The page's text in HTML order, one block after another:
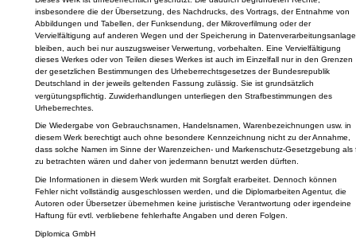
Dieses Werk ist urheberrechtlich geschützt. Die dadurch begründeten Rechte,
insbesondere die der Übersetzung, des Nachdrucks, des Vortrags, der Entnahme von
Abbildungen und Tabellen, der Funksendung, der Mikroverfilmung oder der
Vervielfältigung auf anderen Wegen und der Speicherung in
bleiben, auch bei nur auszugsweiser Verwertung, vorbehalten. Eine Vervielfältigung
dieses Werkes oder von Teilen dieses Werkes ist auch im Einzelfall nur in den Grenzen
der gesetzlichen Bestimmungen des Urheberrechtsgesetzes der Bundesrepublik
Deutschland in der jeweils geltenden Fassung zulässig. Sie ist grundsätzlich
vergütungspflichtig. Zuwiderhandlungen unterliegen den Strafbestimmungen des
Urheberrechtes.
Die Wiedergabe von Gebrauchsnamen, Handelsnamen, Warenbezeichnungen usw. in
diesem Werk berechtigt auch ohne besondere Kennzeichnung nicht zu der Annahme,
dass solche Namen im Sinne der Warenzeichen- und Markenschutz-Gesetzgebung als
zu betrachten wären und daher von jedermann benutzt werden dürften.
Die Informationen in diesem Werk wurden mit Sorgfalt erarbeitet. Dennoch können
Fehler nicht vollständig ausgeschlossen werden, und die Diplomarbeiten Agentur, die
Autoren oder Übersetzer übernehmen keine juristische Verantwortung oder irgendeine
Haftung für evtl. verbliebene fehlerhafte Angaben und deren Folgen.